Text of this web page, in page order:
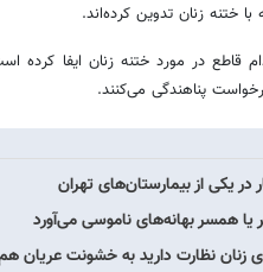
ختنه زنان تدوین کرده‌اند.
در مورد ختنه زنان ایفا کرده
پناهندگی می‌کنند.
یکی از بیمارستان‌های تهران
همسر بهانه‌های ناموسی می‌آورد
زنان نظارت دارید به خشونت عریان